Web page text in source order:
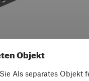
Objekt
Als separates Objekt